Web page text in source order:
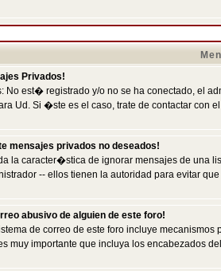
Privados!
No est� registrado y/o no se ha conectado, el
Ud. Si �ste es el caso, trate de contactar con
mensajes privados no deseados!
la caracter�stica de ignorar mensajes de una
-- ellos tienen la autoridad para evitar
abusivo de alguien de este foro!
de correo de este foro incluye
muy importante que incluya los encabezados